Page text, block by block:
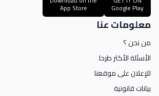
Google Play
App Store
معلومات عنا
من نحن ؟
الأسئلة الأكثر طرحا
للإعلان على موقعنا
بيانات قانونية